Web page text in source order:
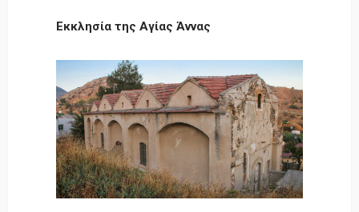
Εκκλησία της Αγίας Άννας